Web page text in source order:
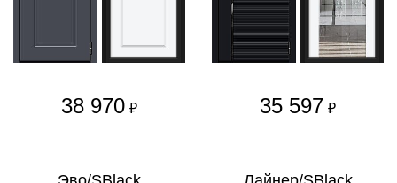
38 970 ₽ 35 597 ₽